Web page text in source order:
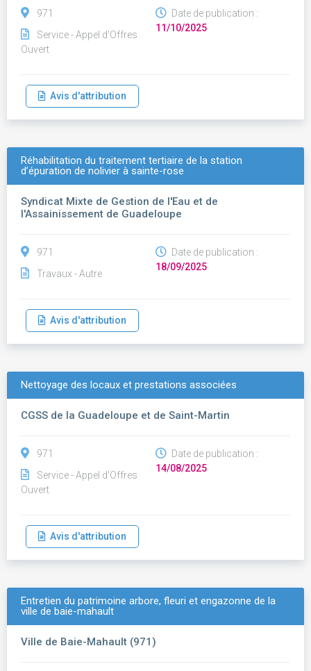
971
Service - Appel d'Offres
Ouvert
Date de publication :
11/10/2025
Avis d'attribution
Réhabilitation du traitement tertiaire de la station
d’épuration de nolivier à sainte-rose
Syndicat Mixte de Gestion de l'Eau et de
l'Assainissement de Guadeloupe
971
Travaux - Autre
Date de publication :
18/09/2025
Avis d'attribution
Nettoyage des locaux et prestations associées
CGSS de la Guadeloupe et de Saint-Martin
971
Service - Appel d'Offres
Ouvert
Date de publication :
14/08/2025
Avis d'attribution
Entretien du patrimoine arbore, fleuri et engazonne de la
ville de baie-mahault
Ville de Baie-Mahault (971)